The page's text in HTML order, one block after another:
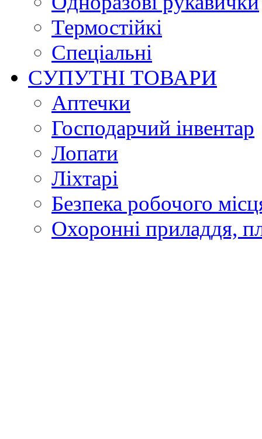
Термостійкі
Спеціальні
СУПУТНІ ТОВАРИ
Аптечки
Господарчий інвентар
Лопати
Ліхтарі
Безпека робочого
Охоронні приладдя,